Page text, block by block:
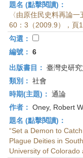
題名 (點擊閱讀)：
〈由原住民史料再論
60：3（2009.9），頁
勾選：
編號： 6
出版書目： 臺灣史研
類別： 社會
時期(主題)： 通論
作者： Oney, Robert W.
題名 (點擊閱讀)：
“Set a Demon to
Plague Deities in
University of Colorado